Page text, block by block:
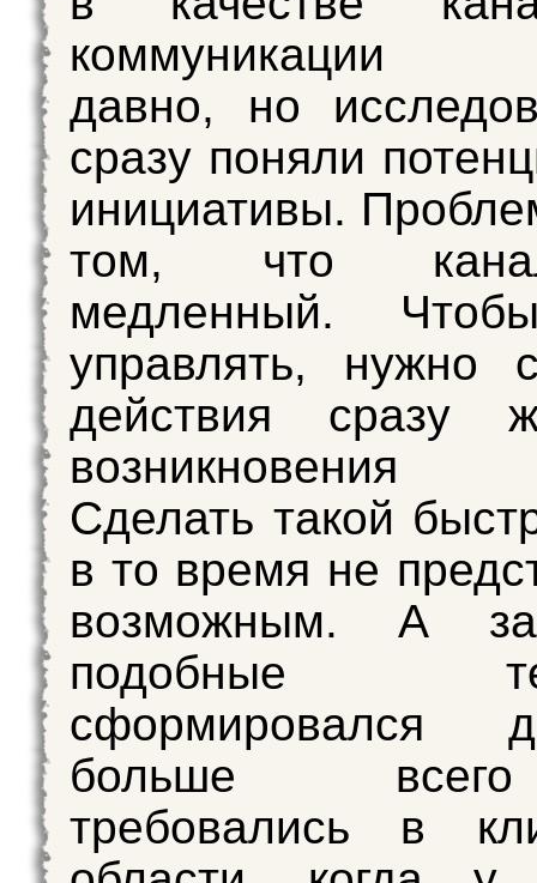
коммуникации
давно, но
сразу поняли
инициативы.
том, что
медленный.
управлять, нужно
действия сразу
Сделать такой
в то время не
возможным. А
подобные
сформировался
больше
требовались в